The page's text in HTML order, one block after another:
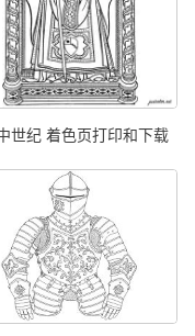
世纪 着色页打印和下载